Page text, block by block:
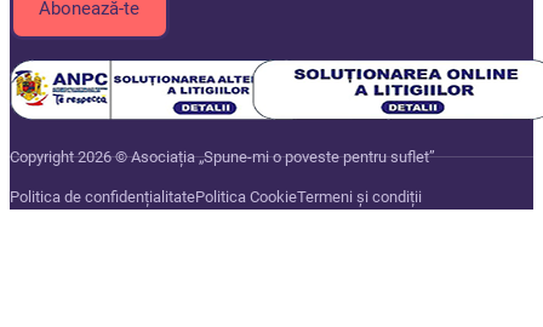
Copyright 2026 © Asociația „Spune-mi o poveste pentru suflet”
Politica de confidențialitatePolitica CookieTermeni și condiții